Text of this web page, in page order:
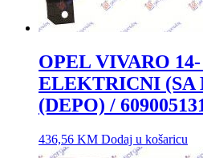
OPEL VIVARO
ELEKTRICNI (SA
(DEPO) /
436,56 KM Dodaj u košaricu